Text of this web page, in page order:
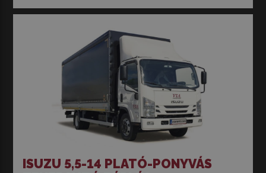
választás Önnek.
Felhívjuk figyelmét, hogy a képek csak illusztrációs
célokat szolgálnak, és a kínálatban lévő bérelhető
teherautók színben, évjáratban és felszereltségben
eltérhetnek a bemutatottaktól. További bérelhető
teherautókért tekintse megteljes választékunkat
ISUZU 5,5-14 PLATÓ-PONYVÁS